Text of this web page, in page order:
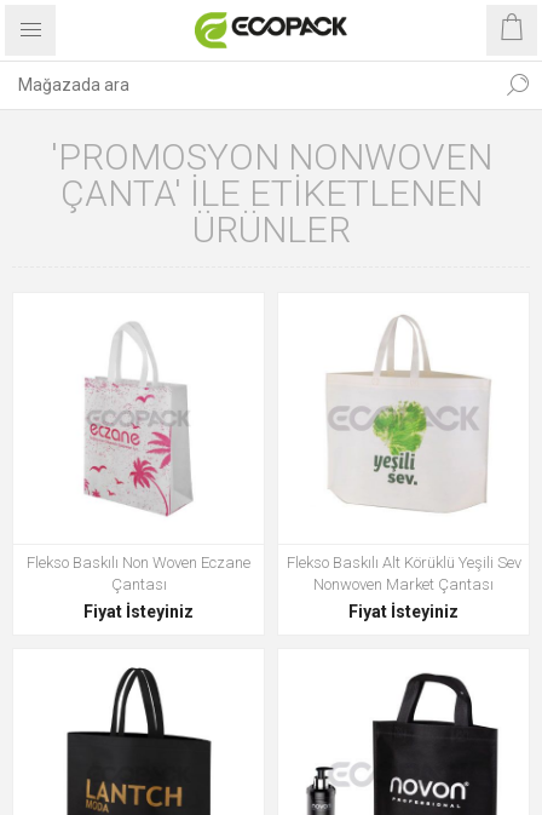
'PROMOSYON NONWOVEN
ÇANTA' ILE ETIKETLENEN
ÜRÜNLER
Flekso Baskılı Non Woven Eczane
Çantası
Fiyat İsteyiniz
Flekso Baskılı Alt Körüklü Yeşili Sev
Nonwoven Market Çantası
Fiyat İsteyiniz